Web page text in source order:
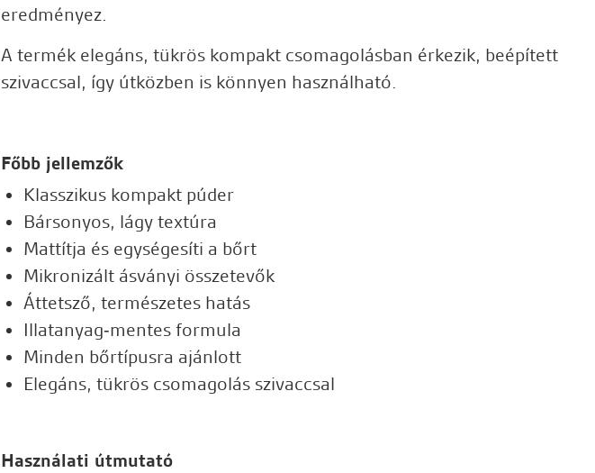
eredményez.
A termék elegáns, tükrös kompakt csomagolásban érkezik, beépített
szivaccsal, így útközben is könnyen használható.
Főbb jellemzők
Klasszikus kompakt púder
Bársonyos, lágy textúra
Mattítja és egységesíti a bőrt
Mikronizált ásványi összetevők
Áttetsző, természetes hatás
Illatanyag‑mentes formula
Minden bőrtípusra ajánlott
Elegáns, tükrös csomagolás szivaccsal
Használati útmutató